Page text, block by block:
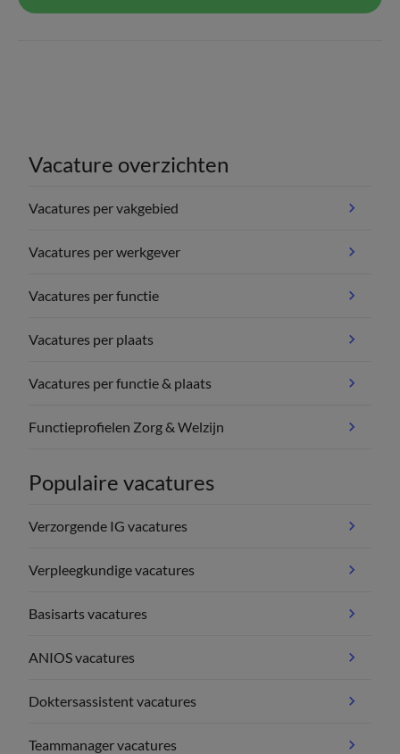
Vacature overzichten
Vacatures per vakgebied
Vacatures per werkgever
Vacatures per functie
Vacatures per plaats
Vacatures per functie & plaats
Functieprofielen Zorg & Welzijn
Populaire vacatures
Verzorgende IG vacatures
Verpleegkundige vacatures
Basisarts vacatures
ANIOS vacatures
Doktersassistent vacatures
Teammanager vacatures